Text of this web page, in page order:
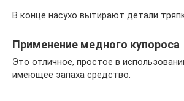
В конце насухо вытирают детали
Применение медного купороса
Это отличное, простое в
имеющее запаха средство.